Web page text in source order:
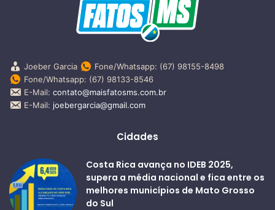
Joeber Garcia
Fone/Whatsapp: (67) 98155-8498
Fone/Whatsapp: (67) 98133-8546
E-Mail: contato@maisfatosms.com.br
E-Mail: joebergarcia@gmail.com
Cidades
Costa Rica avança no IDEB 2025,
supera a média nacional e fica entre os
melhores municípios de Mato Grosso
do Sul